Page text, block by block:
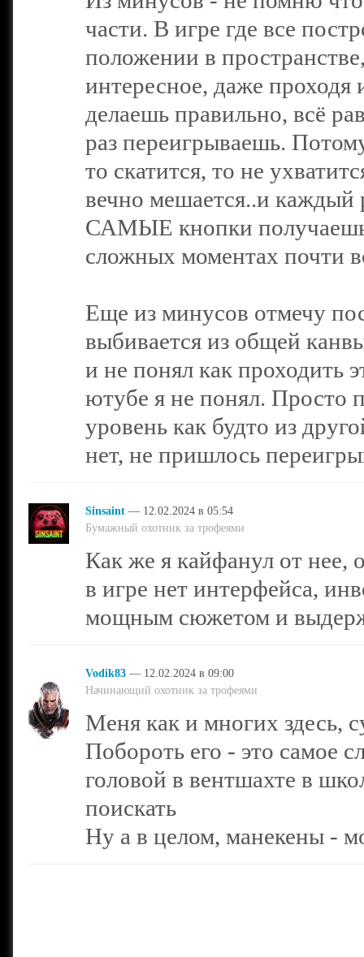
части. В игре где все
положении в
интересное, даже проходя
делаешь правильно, всё
раз переигрываешь.
то скатится, то не
вечно мешается..и
САМЫЕ кнопки получаешь
сложных моментах почти
Еще из минусов отмечу
выбивается из общей
и не понял как проходить
ютубе я не понял. Просто
уровень как будто из
нет, не пришлось
Sinsaint— 12.02.2024 в 05:54
Бумажный охотник за трофеями
Как же я кайфанул от нее,
в игре нет интерфейса,
мощным сюжетом и
Vodik83— 12.02.2024 в 09:00
Начинающий охотник за трофеями
Меня как и многих здесь,
Побороть его - это самое
головой в вентшахте в
поискать
Ну а в целом, манекены -